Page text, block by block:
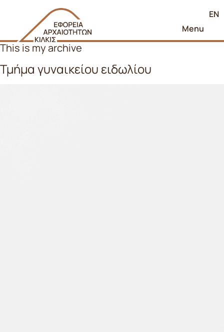
EN
Menu
This is my archive
Τμήμα γυναικείου ειδωλίου